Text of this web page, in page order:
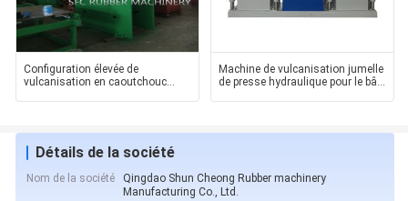
Configuration élevée de
vulcanisation en caoutchouc
Machine de vulcanisation jumelle
de presse hydraulique pour le bâti
Détails de la société
Nom de la société
Qingdao Shun Cheong Rubber machinery
Manufacturing Co., Ltd.